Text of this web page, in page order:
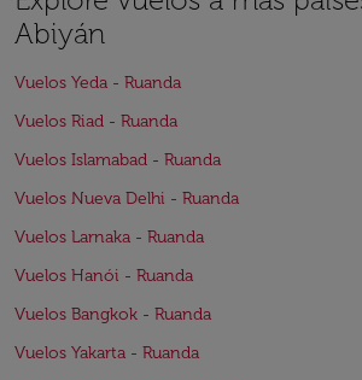
Abiyán
Vuelos Yeda - Ruanda
Vuelos Riad - Ruanda
Vuelos Islamabad - Ruanda
Vuelos Nueva Delhi - Ruanda
Vuelos Larnaka - Ruanda
Vuelos Hanói - Ruanda
Vuelos Bangkok - Ruanda
Vuelos Yakarta - Ruanda